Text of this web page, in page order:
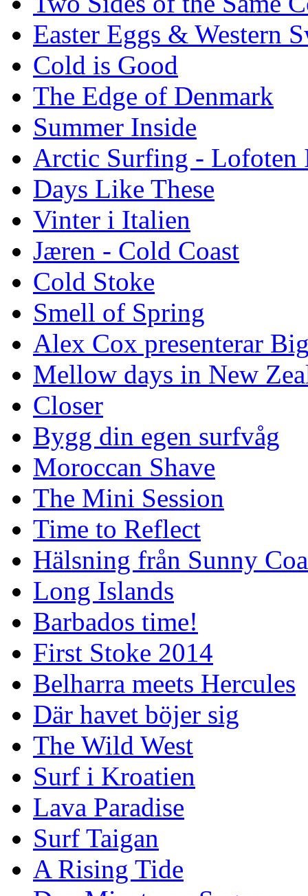
Easter Eggs & Western
Cold is Good
The Edge of Denmark
Summer Inside
Arctic Surfing - Lofoten
Days Like These
Vinter i Italien
Jæren - Cold Coast
Cold Stoke
Smell of Spring
Alex Cox presenterar
Mellow days in New
Closer
Bygg din egen surfvåg
Moroccan Shave
The Mini Session
Time to Reflect
Hälsning från Sunny
Long Islands
Barbados time!
First Stoke 2014
Belharra meets Hercules
Där havet böjer sig
The Wild West
Surf i Kroatien
Lava Paradise
Surf Taigan
A Rising Tide